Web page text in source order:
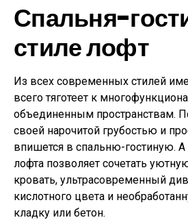
Спальня-
стиле лофт
Из всех современных стилей
всего тяготеет к
объединенным пространствам.
своей нарочитой грубостью и
впишется в спальню-гостиную. А
лофта позволяет сочетать
кровать, ультрасовременный
кислотного цвета и
кладку или бетон.